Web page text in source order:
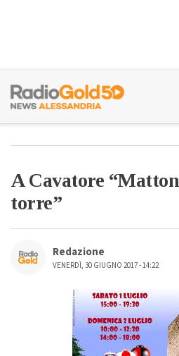
A Cavatore
torre”
Redazione
VENERDÌ, 30 GIUGNO 2017 - 14:22